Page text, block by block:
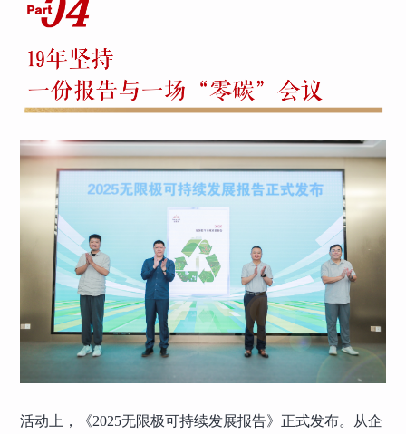
活动上，《2025无限极可持续发展报告》正式发布。从企